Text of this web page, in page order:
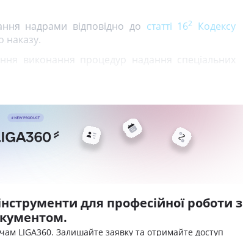
надрами відповідно до статті 162
Кодексу
наказу.
виконання процедур надання спеціальних
для професійної роботи з
LIGA360. Залишайте заявку та отримайте доступ